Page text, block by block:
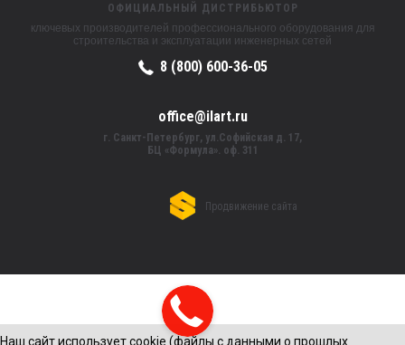
ОФИЦИАЛЬНЫЙ ДИСТРИБЬЮТОР
ключевых производителей профессионального оборудования для
строительства и эксплуатации инженерных сетей
8 (800) 600-36-05
office@ilart.ru
г. Санкт-Петербург, ул.Софийская д. 17,
БЦ «Формула». оф. 311
Продвижение сайта
Наш сайт использует cookie (файлы с данными о прошлых